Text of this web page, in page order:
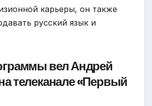
карьеры, он также
русский язык и
вел Андрей
телеканале «Первый